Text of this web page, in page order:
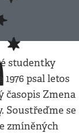
studentky
psal letos
časopis Zmena
Soustřeďme se
zmíněných